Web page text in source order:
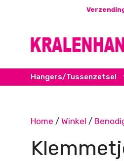
Hangers/Tussenzetsel
Home / Winkel /